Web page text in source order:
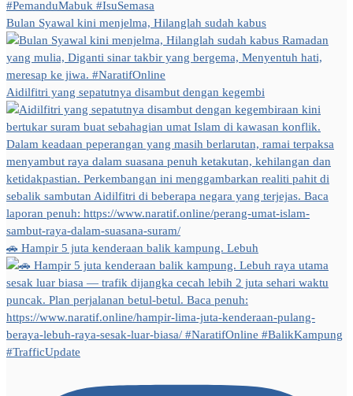
Bulan Syawal kini menjelma, Hilanglah sudah kabus
Aidilfitri yang sepatutnya disambut dengan kegembi
🚗 Hampir 5 juta kenderaan balik kampung. Lebuh